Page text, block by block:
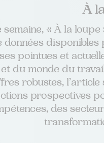
À
semaine, « À la
données
pointues et
du monde du
robustes,
prospectives
des